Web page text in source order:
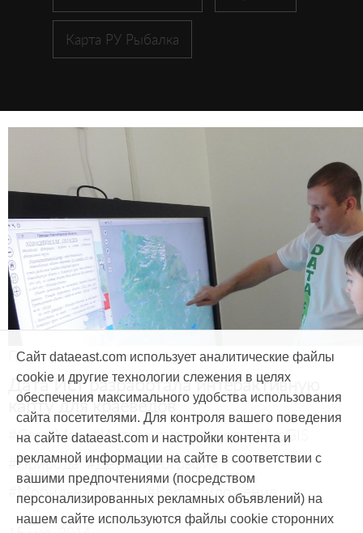
Карта РУ Рыбалка
Продукты и услуги
Дата Ист разработала интерактивную
карту для краеведов
#CarryMap #Интерактивная карта #ArcGIS
#Природа #Дети #География
#Мобильная карта #Веб-приложение
Сайт dataeast.com использует аналитические файлы
cookie и другие технологии слежения в целях
обеспечения максимального удобства использования
сайта посетителями. Для контроля вашего поведения
на сайте dataeast.com и настройки контента и
рекламной информации на сайте в соответствии с
вашими предпочтениями (посредством
персонализированных рекламных объявлений) на
нашем сайте используются файлы cookie сторонних